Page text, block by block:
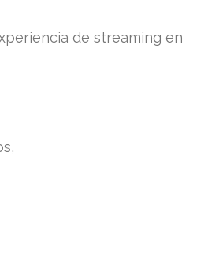
de streaming en